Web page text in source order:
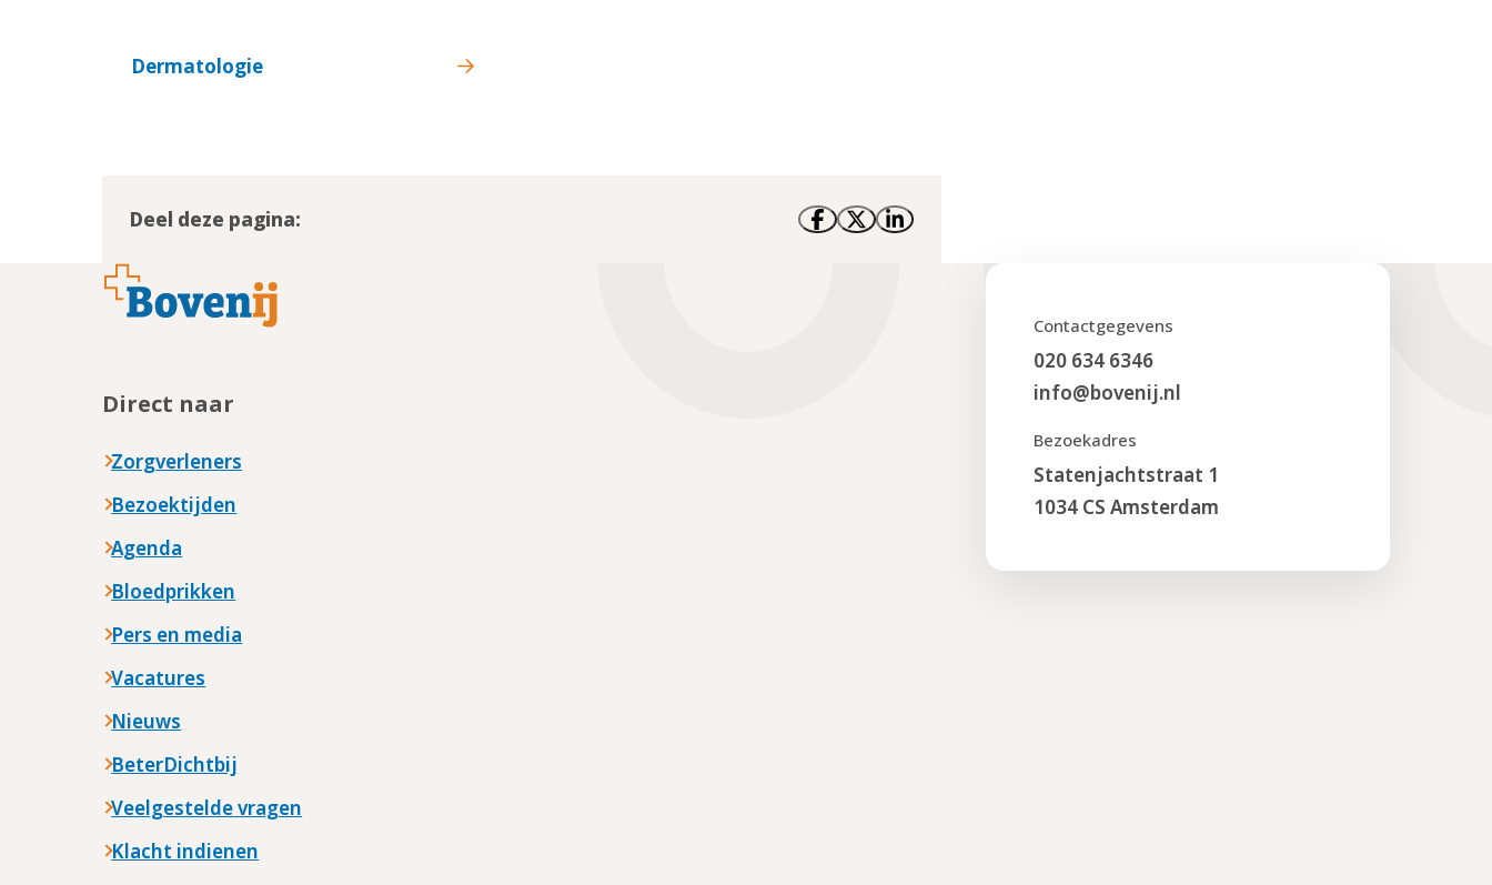
Dermatologie
Deel deze pagina:
Contactgegevens
020 634 6346
info@bovenij.nl
Bezoekadres
Statenjachtstraat 1
1034 CS Amsterdam
Direct naar
Zorgverleners
Bezoektijden
Agenda
Bloedprikken
Pers en media
Vacatures
Nieuws
BeterDichtbij
Veelgestelde vragen
Klacht indienen